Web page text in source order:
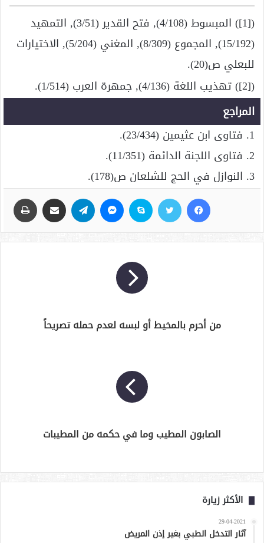
([1]) المبسوط (4/108), فتح القدير (3/51), التمهيد
(15/192), المجموع (8/309), المغني (5/204), الاختيارات
للبعلي ص(20).
([2]) تهذيب اللغة (4/136), جمهرة العرب (1/514).
المراجع
1. فتاوى ابن عثيمين (23/434).
2. فتاوى اللجنة الدائمة (11/351).
3. النوازل في الحج للشلعان ص(178).
من أحرم بالمخيط أو لبسه لعدم حمله تصريحاً
الصابون المطيب وما في حكمه من المطيبات
الأكثر زيارة
29-04-2021
آثار التدخل الطبي بغير إذن المريض